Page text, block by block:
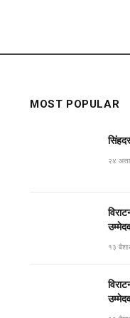
MOST POPULAR
२४
१३